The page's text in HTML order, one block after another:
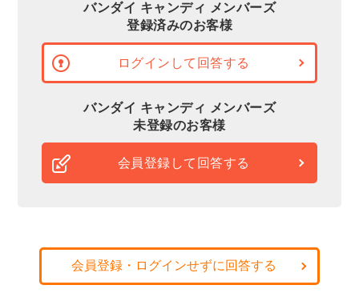
バンダイ キャンディ メンバーズ
登録済みのお客様
ログインして回答する
バンダイ キャンディ メンバーズ
未登録のお客様
会員登録して回答する
会員登録・ログインせずに回答する